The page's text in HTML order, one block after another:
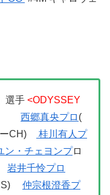
選手 <ODYSSEY
西郷真央プロ (
ーCH)
桂川有人プ
ン・チェヨンプロ
岩井千怜プロ
仲宗根澄香プ